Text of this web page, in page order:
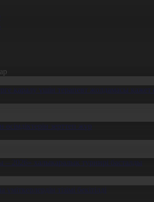
қаралу үшін терапевт жолдамасы қажет
зерттеп жүр
2026» халықаралық турнирі басталды
тізімі бекітілді